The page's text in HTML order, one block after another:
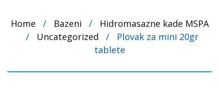
Home / Bazeni /
Hidromasazne kade MSPA
/
Uncategorized /
Plovak za mini 20gr
tablete